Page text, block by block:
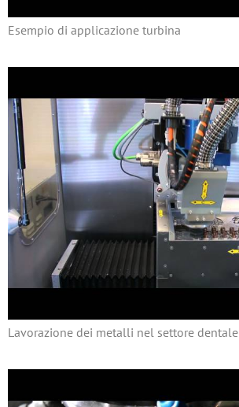
Esempio di applicazione turbina
Lavorazione dei metalli nel settore dentale